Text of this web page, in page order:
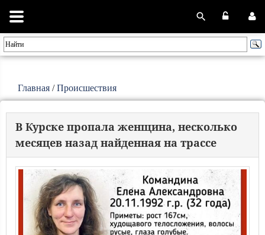
Главная /Происшествия
В Курске пропала женщина, несколько
месяцев назад найденная на трассе